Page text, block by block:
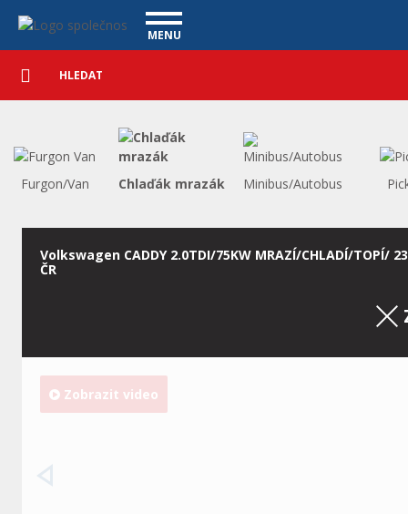
Užitkové vozy - VanscentreNavigace
MENU
VÝKUP VOZŮ
ÚVĚR ZDARMA
ZÁRUKA NA OJETÉ VOZY
CO NABÍZÍME
NÁŠ TÝM
NAŠE VIDEA
MAGAZÍN
KONTAKT
Podrobné
vyhledávání
Vyhledat
Furgon/Van Chlaďák mrazák Minibus/Autobus
Volkswagen CADDY 2.0TDI/75KW MRAZÍ/CHLADÍ/TOPÍ/
ČR
Zobrazit video